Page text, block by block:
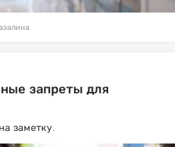
запреты для
заметку.